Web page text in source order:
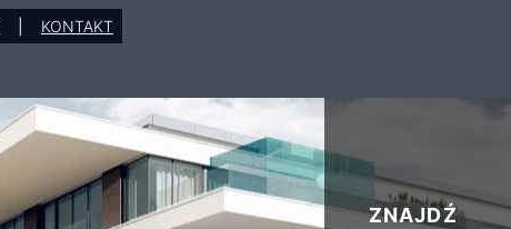
KONTAKT
ZNAJDŹ